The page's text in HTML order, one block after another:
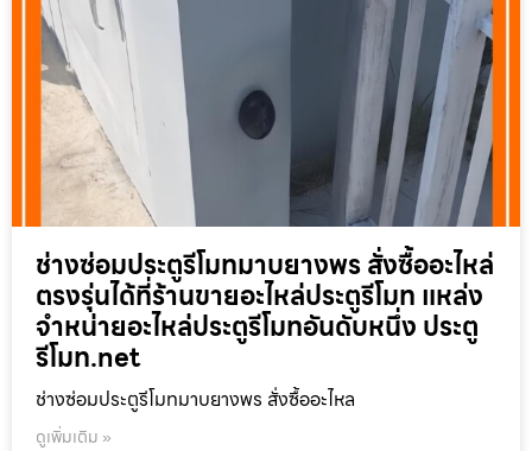
ช่างซ่อมประตูรีโมทมาบยางพร สั่งซื้ออะไหล่
ตรงรุ่นได้ที่ร้านขายอะไหล่ประตูรีโมท แหล่ง
จำหน่ายอะไหล่ประตูรีโมทอันดับหนึ่ง ประตู
รีโมท.net
ช่างซ่อมประตูรีโมทมาบยางพร สั่งซื้ออะไหล
ดูเพิ่มเติม »